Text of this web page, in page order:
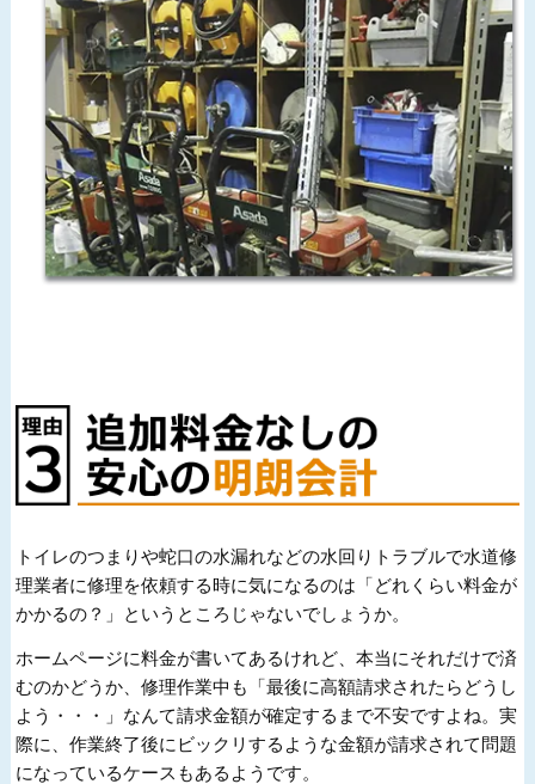
トイレのつまりや蛇口の水漏れなどの水回りトラブルで水道修
理業者に修理を依頼する時に気になるのは「どれくらい料金が
かかるの？」というところじゃないでしょうか。
ホームページに料金が書いてあるけれど、本当にそれだけで済
むのかどうか、修理作業中も「最後に高額請求されたらどうし
よう・・・」なんて請求金額が確定するまで不安ですよね。実
際に、作業終了後にビックリするような金額が請求されて問題
になっているケースもあるようです。